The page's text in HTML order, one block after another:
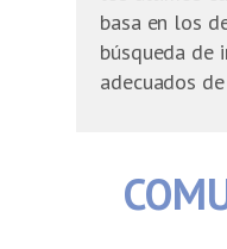
basa en los
búsqueda de
adecuados